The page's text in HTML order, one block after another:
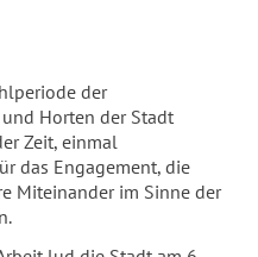
der
Horten der Stadt
Zeit, einmal
das Engagement, die
Miteinander im Sinne der